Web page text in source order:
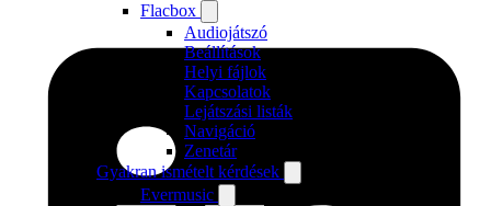
Flacbox
Audiojátszó
Beállítások
Helyi fájlok
Kapcsolatok
Lejátszási listák
Navigáció
Zenetár
Gyakran ismételt kérdések
Evermusic